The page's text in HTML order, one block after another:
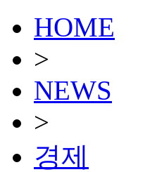
HOME
>
NEWS
>
경제